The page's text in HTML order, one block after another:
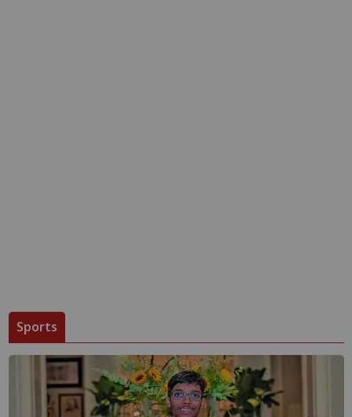
Sports